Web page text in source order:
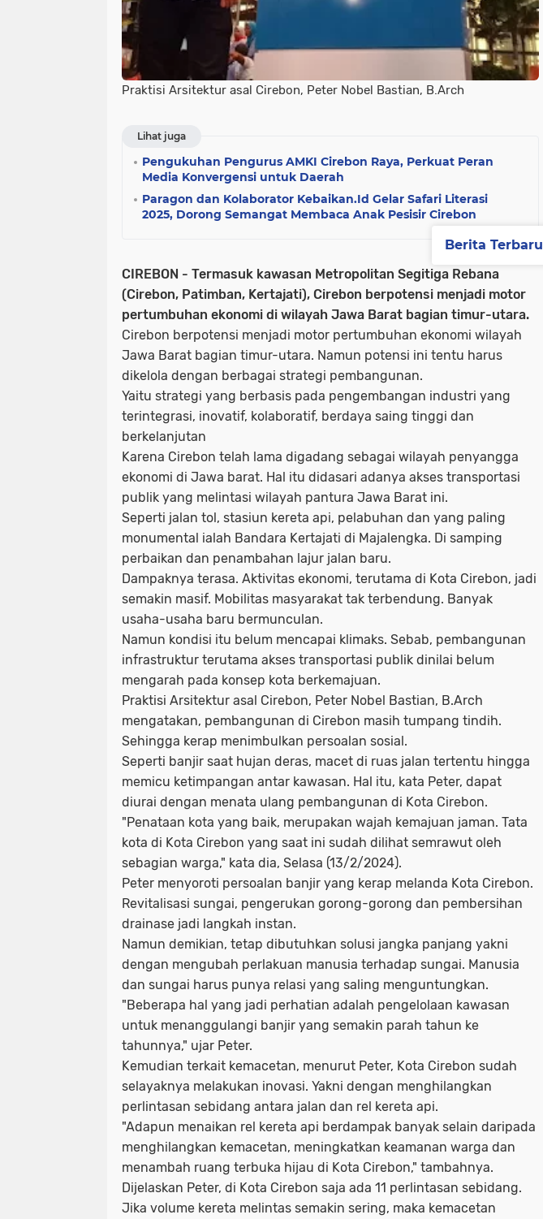
Praktisi Arsitektur asal Cirebon, Peter Nobel Bastian, B.Arch
Lihat juga
Pengukuhan Pengurus AMKI Cirebon Raya, Perkuat Peran
Media Konvergensi untuk Daerah
Paragon dan Kolaborator Kebaikan.Id Gelar Safari Literasi
2025, Dorong Semangat Membaca Anak Pesisir Cirebon
CIREBON - Termasuk kawasan Metropolitan Segitiga Rebana
(Cirebon, Patimban, Kertajati), Cirebon berpotensi menjadi motor
pertumbuhan ekonomi di wilayah Jawa Barat bagian timur-utara.
Cirebon berpotensi menjadi motor pertumbuhan ekonomi wilayah
Jawa Barat bagian timur-utara. Namun potensi ini tentu harus
dikelola dengan berbagai strategi pembangunan.
Yaitu strategi yang berbasis pada pengembangan industri yang
terintegrasi, inovatif, kolaboratif, berdaya saing tinggi dan
berkelanjutan
Karena Cirebon telah lama digadang sebagai wilayah penyangga
ekonomi di Jawa barat. Hal itu didasari adanya akses transportasi
publik yang melintasi wilayah pantura Jawa Barat ini.
Seperti jalan tol, stasiun kereta api, pelabuhan dan yang paling
monumental ialah Bandara Kertajati di Majalengka. Di samping
perbaikan dan penambahan lajur jalan baru.
Dampaknya terasa. Aktivitas ekonomi, terutama di Kota Cirebon, jadi
semakin masif. Mobilitas masyarakat tak terbendung. Banyak
usaha-usaha baru bermunculan.
Namun kondisi itu belum mencapai klimaks. Sebab, pembangunan
infrastruktur terutama akses transportasi publik dinilai belum
mengarah pada konsep kota berkemajuan.
Praktisi Arsitektur asal Cirebon, Peter Nobel Bastian, B.Arch
mengatakan, pembangunan di Cirebon masih tumpang tindih.
Sehingga kerap menimbulkan persoalan sosial.
Seperti banjir saat hujan deras, macet di ruas jalan tertentu hingga
memicu ketimpangan antar kawasan. Hal itu, kata Peter, dapat
diurai dengan menata ulang pembangunan di Kota Cirebon.
"Penataan kota yang baik, merupakan wajah kemajuan jaman. Tata
kota di Kota Cirebon yang saat ini sudah dilihat semrawut oleh
sebagian warga," kata dia, Selasa (13/2/2024).
Peter menyoroti persoalan banjir yang kerap melanda Kota Cirebon.
Revitalisasi sungai, pengerukan gorong-gorong dan pembersihan
drainase jadi langkah instan.
Namun demikian, tetap dibutuhkan solusi jangka panjang yakni
dengan mengubah perlakuan manusia terhadap sungai. Manusia
dan sungai harus punya relasi yang saling menguntungkan.
"Beberapa hal yang jadi perhatian adalah pengelolaan kawasan
untuk menanggulangi banjir yang semakin parah tahun ke
tahunnya," ujar Peter.
Kemudian terkait kemacetan, menurut Peter, Kota Cirebon sudah
selayaknya melakukan inovasi. Yakni dengan menghilangkan
perlintasan sebidang antara jalan dan rel kereta api.
"Adapun menaikan rel kereta api berdampak banyak selain daripada
menghilangkan kemacetan, meningkatkan keamanan warga dan
menambah ruang terbuka hijau di Kota Cirebon," tambahnya.
Dijelaskan Peter, di Kota Cirebon saja ada 11 perlintasan sebidang.
Jika volume kereta melintas semakin sering, maka kemacetan
Berita Terbaru